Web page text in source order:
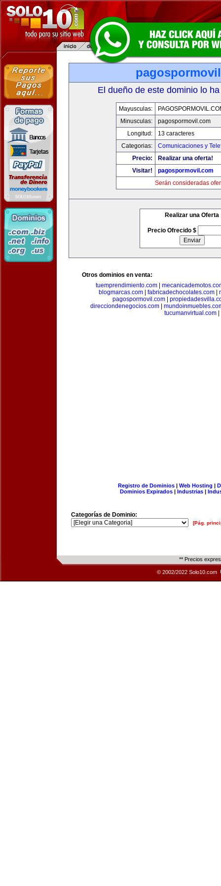
El dueño de este dominio lo
Mayusculas:
Minusculas:
pagospormovil.com
Longitud:
13 caracteres
Categorias:
Comunicaciones y
Precio:
Realizar una oferta!
Visitar!
pagospormovil.com
Serán consideradas
Realizar una Oferta
Precio Ofrecido $
Otros dominios en venta:
tuemprendimiento.com
blogmarcas.com
fabricadechocolates.com
pagospormovil.com
direcciondenegocios.com
tucumanvirtual.com
Registro de Dominios| Web Hosting |
Dominios Expirados | Industrias |
Categorías de Dominio:
[Pág.
** Precios
© 2002/2022 Solo10.com